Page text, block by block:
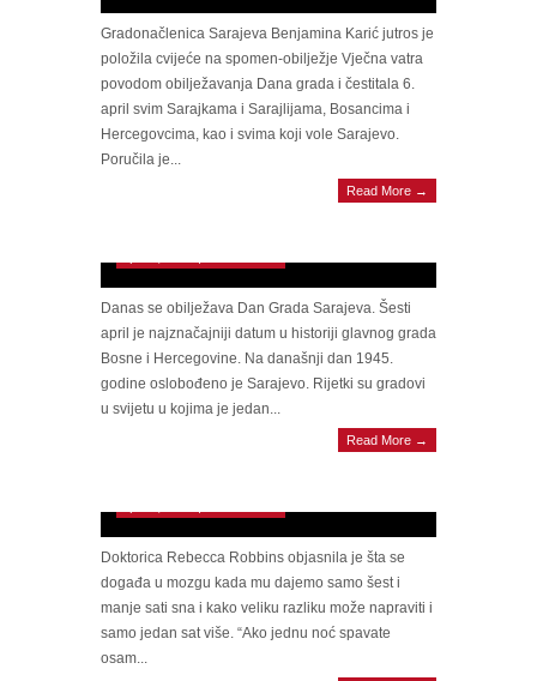
Gradonačlenica Sarajeva Benjamina Karić jutros je
položila cvijeće na spomen-obilježje Vječna vatra
povodom obilježavanja Dana grada i čestitala 6.
april svim Sarajkama i Sarajlijama, Bosancima i
Hercegovcima, kao i svima koji vole Sarajevo.
Poručila je...
Read More →
Šesti april je najvažniji datum u historiji
Sarajeva: Na ovaj datum grad je doživio dva
Danas se obilježava Dan Grada Sarajeva. Šesti
april je najznačajniji datum u historiji glavnog grada
Bosne i Hercegovine. Na današnji dan 1945.
godine oslobođeno je Sarajevo. Rijetki su gradovi
u svijetu u kojima je jedan...
Read More →
Spavate manje od šest sati? Evo šta to radi
Doktorica Rebecca Robbins objasnila je šta se
događa u mozgu kada mu dajemo samo šest i
manje sati sna i kako veliku razliku može napraviti i
samo jedan sat više. “Ako jednu noć spavate
osam...